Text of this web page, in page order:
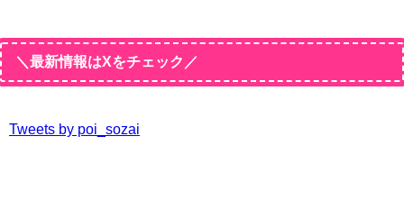
＼最新情報はXをチェック／
Tweets by poi_sozai